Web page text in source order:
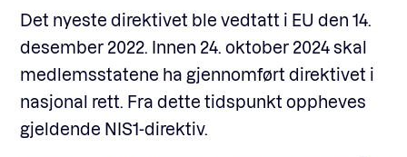
Det nyeste direktivet ble vedtatt i EU den 14.
desember 2022. Innen 24. oktober 2024 skal
medlemsstatene ha gjennomført direktivet i
nasjonal rett. Fra dette tidspunkt oppheves
gjeldende NIS1-direktiv.